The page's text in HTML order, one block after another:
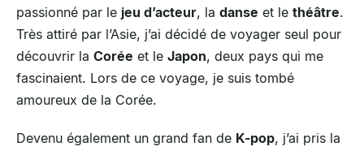
passionné par le jeu d’acteur, la danse et le théâtre.
Très attiré par l’Asie, j’ai décidé de voyager seul pour
découvrir la Corée et le Japon, deux pays qui me
fascinaient. Lors de ce voyage, je suis tombé
amoureux de la Corée.
Devenu également un grand fan de K-pop, j’ai pris la